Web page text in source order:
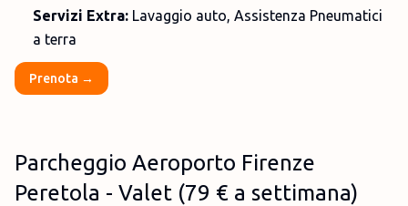
Servizi Extra: Lavaggio auto, Assistenza Pneumatici
a terra
Prenota →
Parcheggio Aeroporto Firenze
Peretola - Valet (79 € a settimana)